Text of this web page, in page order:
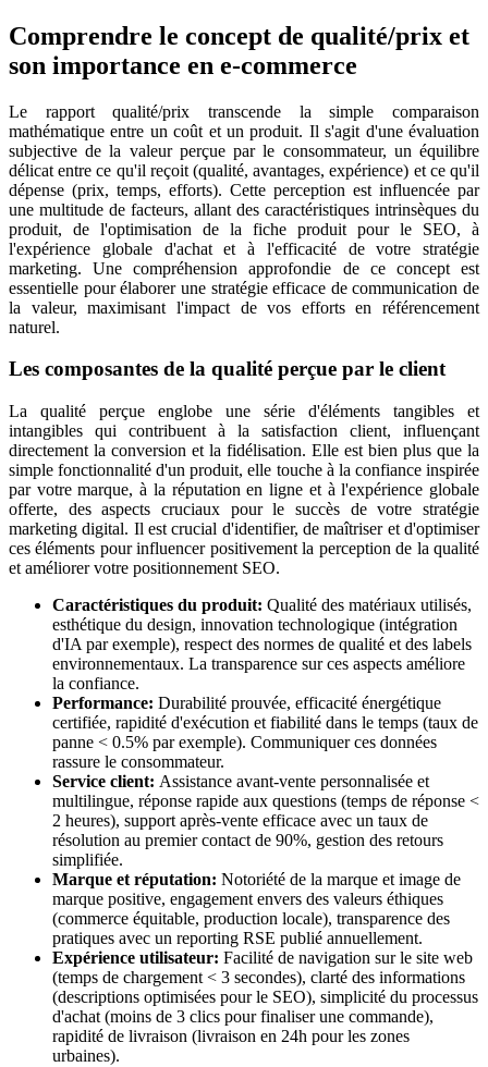
Comprendre le concept de qualité/prix et
son importance en e-commerce
Le rapport qualité/prix transcende la simple comparaison
mathématique entre un coût et un produit. Il s'agit d'une évaluation
subjective de la valeur perçue par le consommateur, un équilibre
délicat entre ce qu'il reçoit (qualité, avantages, expérience) et ce qu'il
dépense (prix, temps, efforts). Cette perception est influencée par
une multitude de facteurs, allant des caractéristiques intrinsèques du
produit, de l'optimisation de la fiche produit pour le SEO, à
l'expérience globale d'achat et à l'efficacité de votre stratégie
marketing. Une compréhension approfondie de ce concept est
essentielle pour élaborer une stratégie efficace de communication de
la valeur, maximisant l'impact de vos efforts en référencement
naturel.
Les composantes de la qualité perçue par le client
La qualité perçue englobe une série d'éléments tangibles et
intangibles qui contribuent à la satisfaction client, influençant
directement la conversion et la fidélisation. Elle est bien plus que la
simple fonctionnalité d'un produit, elle touche à la confiance inspirée
par votre marque, à la réputation en ligne et à l'expérience globale
offerte, des aspects cruciaux pour le succès de votre stratégie
marketing digital. Il est crucial d'identifier, de maîtriser et d'optimiser
ces éléments pour influencer positivement la perception de la qualité
et améliorer votre positionnement SEO.
Caractéristiques du produit: Qualité des matériaux utilisés,
esthétique du design, innovation technologique (intégration
d'IA par exemple), respect des normes de qualité et des labels
environnementaux. La transparence sur ces aspects améliore
la confiance.
Performance: Durabilité prouvée, efficacité énergétique
certifiée, rapidité d'exécution et fiabilité dans le temps (taux de
panne < 0.5% par exemple). Communiquer ces données
rassure le consommateur.
Service client: Assistance avant-vente personnalisée et
multilingue, réponse rapide aux questions (temps de réponse <
2 heures), support après-vente efficace avec un taux de
résolution au premier contact de 90%, gestion des retours
simplifiée.
Marque et réputation: Notoriété de la marque et image de
marque positive, engagement envers des valeurs éthiques
(commerce équitable, production locale), transparence des
pratiques avec un reporting RSE publié annuellement.
Expérience utilisateur: Facilité de navigation sur le site web
(temps de chargement < 3 secondes), clarté des informations
(descriptions optimisées pour le SEO), simplicité du processus
d'achat (moins de 3 clics pour finaliser une commande),
rapidité de livraison (livraison en 24h pour les zones
urbaines).